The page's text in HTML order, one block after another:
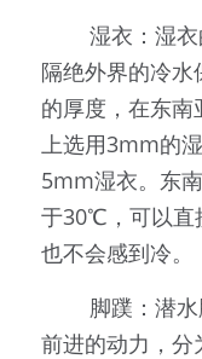
隔绝外界的冷水
的厚度，在东
上选用3mm的
5mm湿衣。东
于30℃，可以直
也不会感到冷。
前进的动力，分